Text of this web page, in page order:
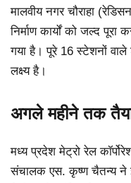
मालवीय नगर चौराहा
निर्माण कार्यों को जल्द
गया है। पूरे 16 स्टेशनों
लक्ष्य है।
अगले महीने तक
मध्य प्रदेश मेट्रो रेल
संचालक एस. कृष्ण चैतन्य ने